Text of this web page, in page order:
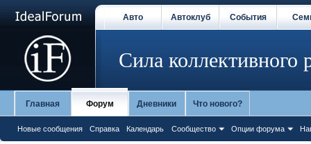
Авто Автоклуб События
Сила коллективного
Главная Форум
Новые сообщения Справка Календарь Сообщество Опции форума
Дневники Что нового?